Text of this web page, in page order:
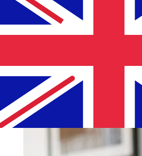
ADCB AEDGBPの移行は
いですか?
祝日やセキュリティチェックなどの要
ることがあります。遅延を避けるた
Commercial Bankの締め切り時間を確